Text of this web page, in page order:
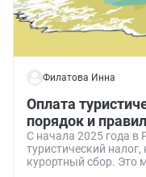
Филатова Инна
Оплата
порядок и
С начала 2025 года в
туристический
курортный сбор. Это